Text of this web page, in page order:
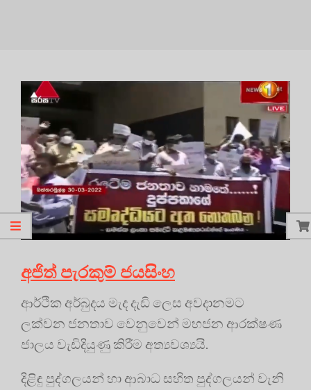
අජිත් පැරකුම් ජයසිංහ
ආර්ථික අර්බුදය මැද දැඩි ලෙස අවදානමට
ලක්වන ජනතාව වෙනුවෙන් මහජන ආරක්ෂණ
ජාලය වැඩිදියුණු කිරීම අත්‍යවශ්‍යයි.
දිළිඳු පුද්ගලයන් හා ආබාධ සහිත පුද්ගලයන් වැනි